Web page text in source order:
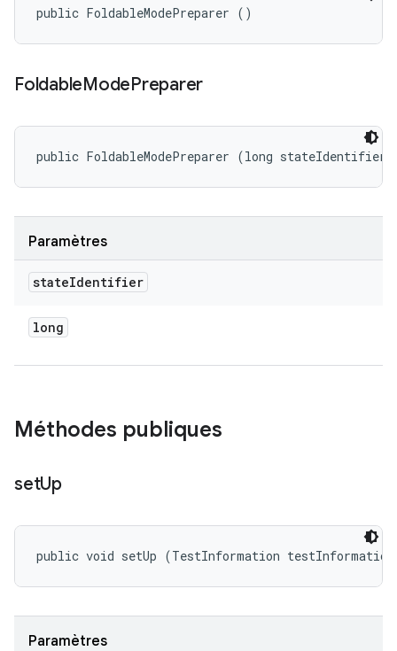
public FoldableModePreparer ()
FoldableModePreparer
public FoldableModePreparer (long stateIdentifier)
Paramètres
stateIdentifier
long
Méthodes publiques
setUp
public void setUp (TestInformation
Paramètres